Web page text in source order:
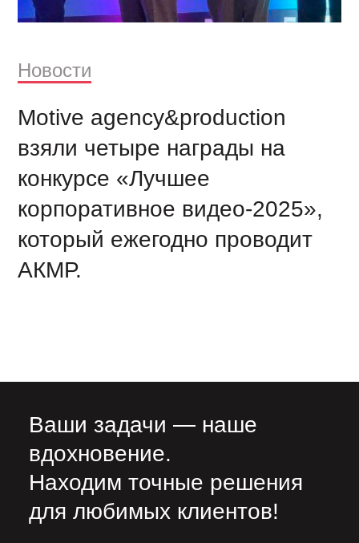
Новости
Motive agency&production
взяли четыре награды на
конкурсе «‎Лучшее
корпоративное видео-2025‎»,
который ежегодно проводит
АКМР.
Ваши задачи — наше
вдохновение.
Находим точные решения
для любимых клиентов!